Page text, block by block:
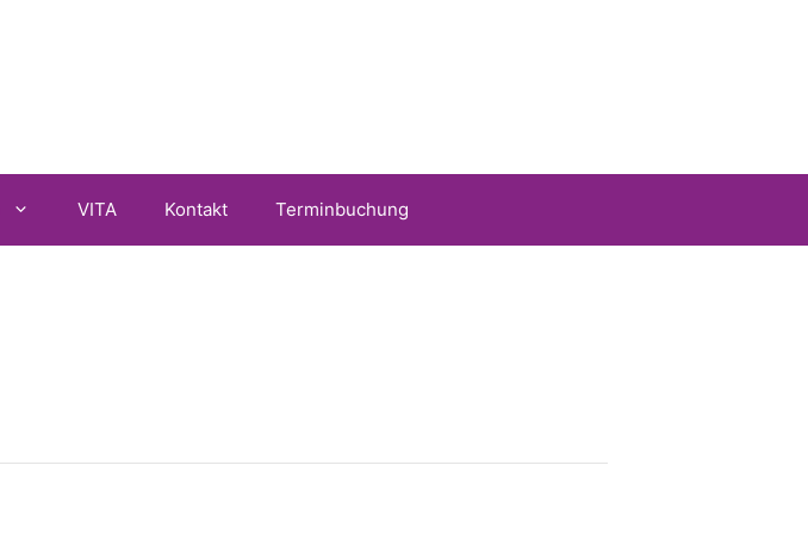
VITA Kontakt Terminbuchung